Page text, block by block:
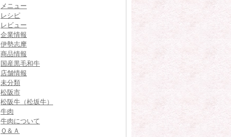
メニュー
レシピ
レビュー
企業情報
伊勢志摩
商品情報
国産黒毛和牛
店舗情報
未分類
松阪市
松阪牛（松坂牛）
牛肉
牛肉について
Ｑ＆Ａ